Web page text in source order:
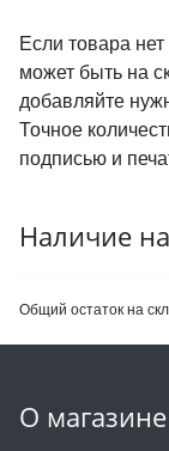
Если товара
может быть на
добавляйте
Точное
подписью и
Наличие
Общий остаток на
О магазине